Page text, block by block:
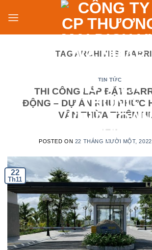
TAG ARCHIVES:
TIN TỨC
THI CÔNG LẮP ĐẶT
ĐỘNG – DỰ ÁN KHU PHỨC
VÂN THỪA THIÊN
POSTED ON 22 THÁNG MƯỜI MỘT, 2022
22
Th11